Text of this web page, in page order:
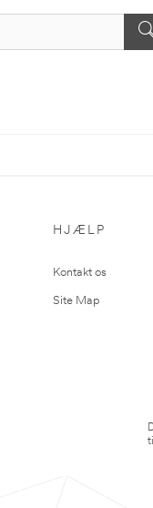
HJÆLP
Kontakt os
Site Map